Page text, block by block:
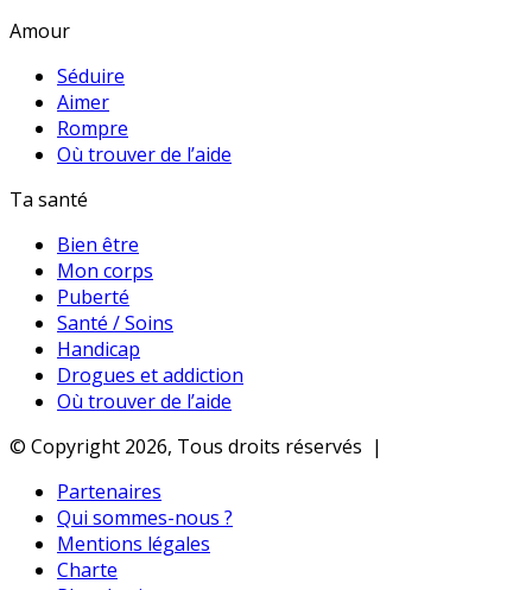
Amour
Séduire
Aimer
Rompre
Où trouver de l’aide
Ta santé
Bien être
Mon corps
Puberté
Santé / Soins
Handicap
Drogues et addiction
Où trouver de l’aide
© Copyright 2026, Tous droits réservés |
Partenaires
Qui sommes-nous ?
Mentions légales
Charte